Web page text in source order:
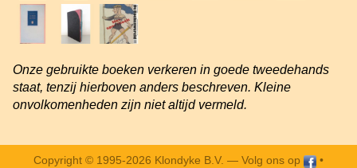
Onze gebruikte boeken verkeren in goede tweedehands
staat, tenzij hierboven anders beschreven. Kleine
onvolkomenheden zijn niet altijd vermeld.
Copyright © 1995-2026 Klondyke B.V. — Volg ons op
•